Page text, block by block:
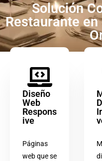
Solución
Restaurante en
Diseño
Web
Respons
ive
Páginas
web que se